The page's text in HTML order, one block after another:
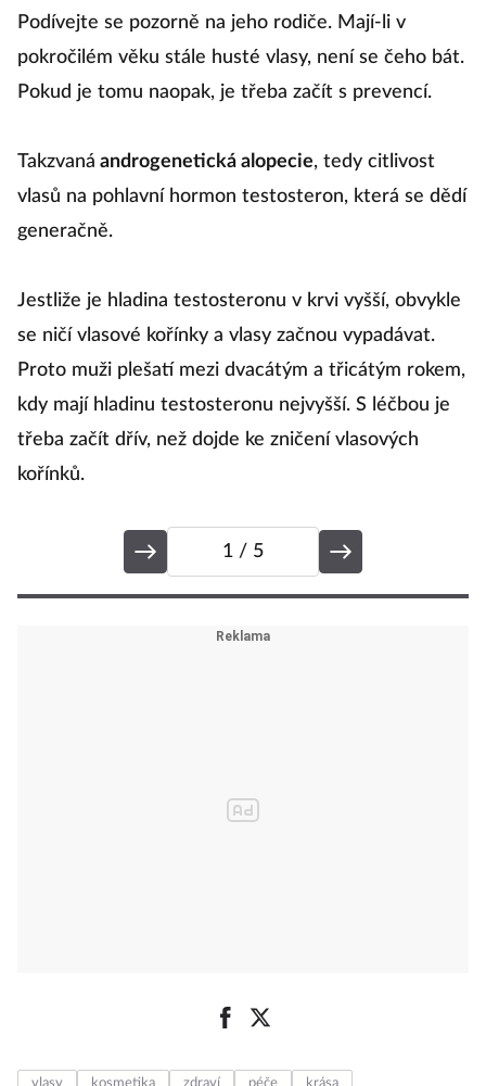
Podívejte se pozorně na jeho rodiče. Mají-li v
pokročilém věku stále husté vlasy, není se čeho bát.
Pokud je tomu naopak, je třeba začít s prevencí.
Takzvaná androgenetická alopecie, tedy citlivost
vlasů na pohlavní hormon testosteron, která se dědí
generačně.
Jestliže je hladina testosteronu v krvi vyšší, obvykle
se ničí vlasové kořínky a vlasy začnou vypadávat.
Proto muži plešatí mezi dvacátým a třicátým rokem,
kdy mají hladinu testosteronu nejvyšší. S léčbou je
třeba začít dřív, než dojde ke zničení vlasových
kořínků.
1 / 5